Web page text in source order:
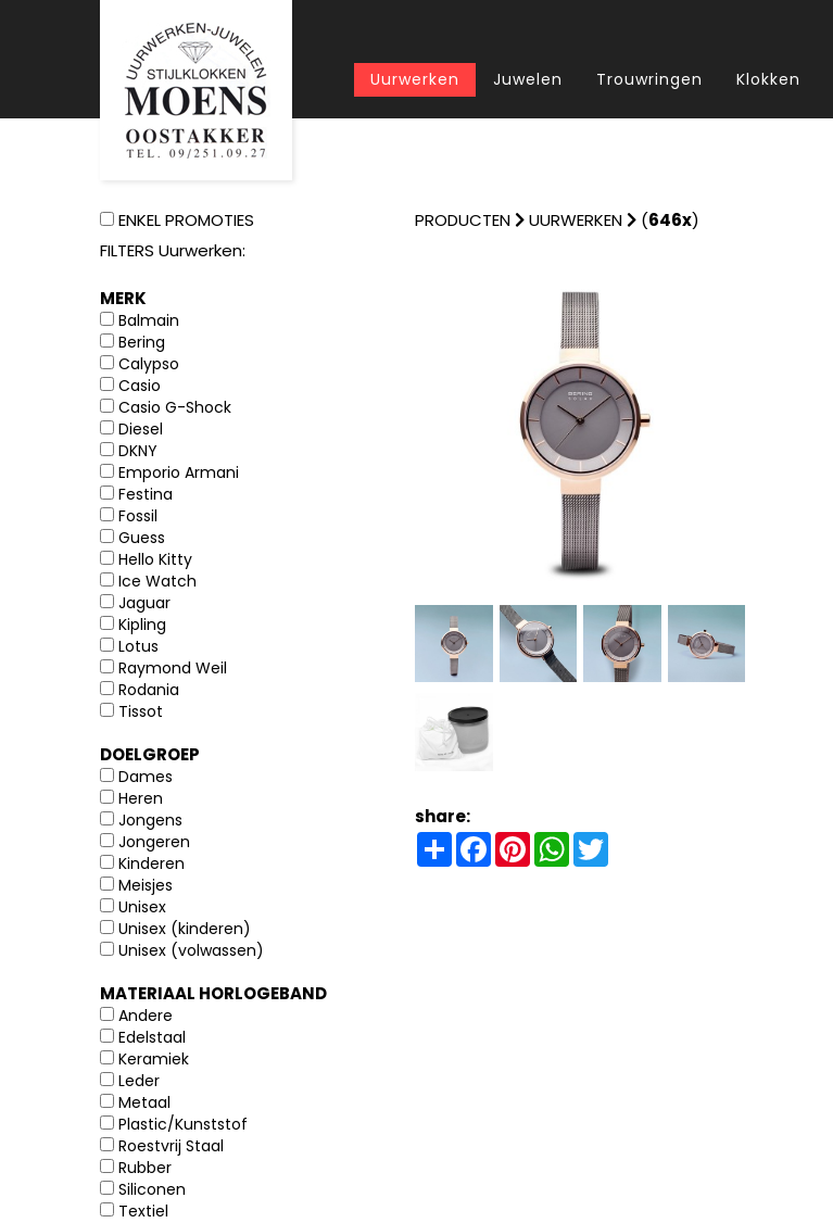
Uurwerken Juwelen Trouwringen Klokken
ENKEL PROMOTIES
FILTERS Uurwerken:
MERK
Balmain
Bering
Calypso
Casio
Casio G-Shock
Diesel
DKNY
Emporio Armani
Festina
Fossil
Guess
Hello Kitty
Ice Watch
Jaguar
Kipling
Lotus
Raymond Weil
Rodania
Tissot
DOELGROEP
Dames
Heren
Jongens
Jongeren
Kinderen
Meisjes
Unisex
Unisex (kinderen)
Unisex (volwassen)
MATERIAAL HORLOGEBAND
Andere
Edelstaal
Keramiek
Leder
Metaal
Plastic/Kunststof
Roestvrij Staal
Rubber
Siliconen
Textiel
PRODUCTEN UURWERKEN (646x)
share:
ShareFacebookPinterestWhatsApp